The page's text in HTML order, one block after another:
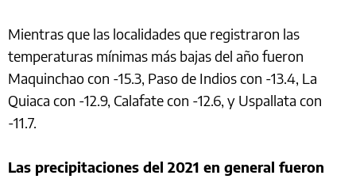
Mientras que las localidades que registraron las
temperaturas mínimas más bajas del año fueron
Maquinchao con -15.3, Paso de Indios con -13.4, La
Quiaca con -12.9, Calafate con -12.6, y Uspallata con
-11.7.
Las precipitaciones del 2021 en general fueron